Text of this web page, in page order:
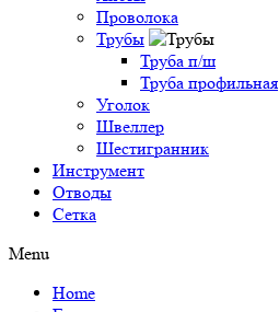
Проволока
Трубы
Труба п/ш
Труба профильная
Уголок
Швеллер
Шестигранник
Инструмент
Отводы
Сетка
Menu
Home